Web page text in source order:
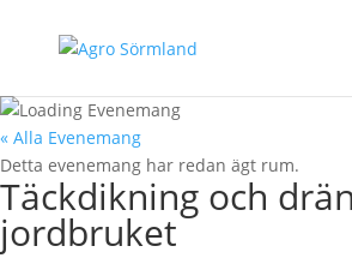
« Alla Evenemang
Detta evenemang har redan ägt rum.
Täckdikning och
jordbruket